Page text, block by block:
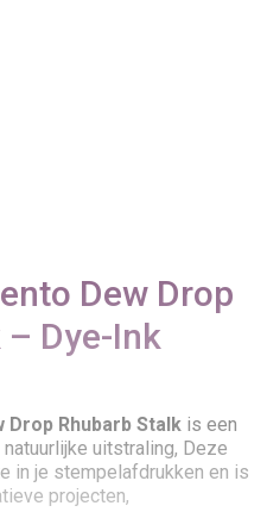
Dew Drop
– Dye-Ink
Rhubarb Stalk is een
uitstraling, Deze
in je stempelafdrukken en is
projecten,